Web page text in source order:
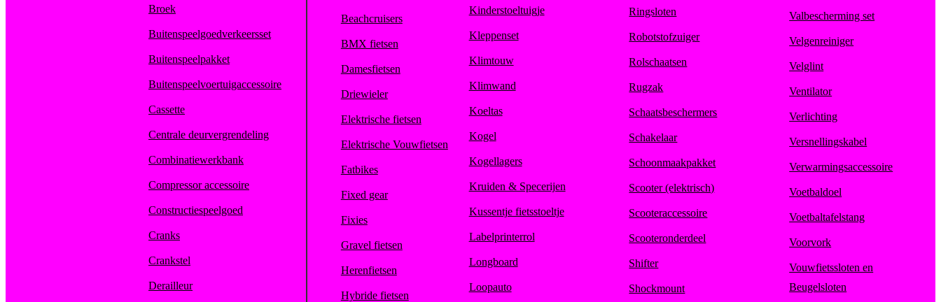
Broek
Buitenspeelgoedverkeersset
Buitenspeelpakket
Buitenspeelvoertuigaccessoire
Cassette
Centrale deurvergrendeling
Combinatiewerkbank
Compressor accessoire
Constructiespeelgoed
Cranks
Crankstel
Derailleur
Beachcruisers
BMX fietsen
Damesfietsen
Driewieler
Elektrische fietsen
Elektrische Vouwfietsen
Fatbikes
Fixed gear
Fixies
Gravel fietsen
Herenfietsen
Hybride fietsen
Kinderstoeltuigje
Kleppenset
Klimtouw
Klimwand
Koeltas
Kogel
Kogellagers
Kruiden & Specerijen
Kussentje fietsstoeltje
Labelprinterrol
Longboard
Loopauto
Ringsloten
Robotstofzuiger
Rolschaatsen
Rugzak
Schaatsbeschermers
Schakelaar
Schoonmaakpakket
Scooter (elektrisch)
Scooteraccessoire
Scooteronderdeel
Shifter
Shockmount
Valbescherming set
Velgenreiniger
Velglint
Ventilator
Verlichting
Versnellingskabel
Verwarmingsaccessoire
Voetbaldoel
Voetbaltafelstang
Voorvork
Vouwfietssloten en
Beugelsloten